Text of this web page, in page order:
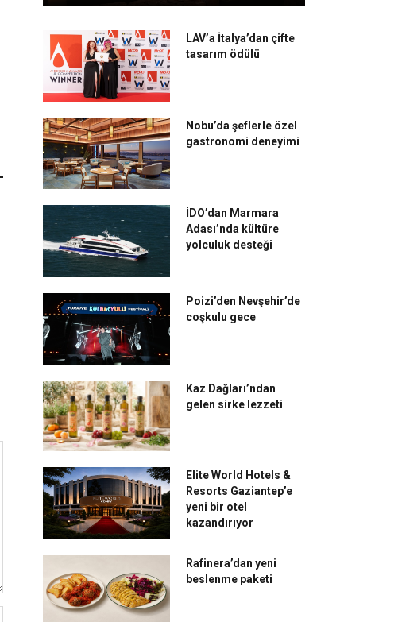
LAV’a İtalya’dan çifte
tasarım ödülü
Nobu’da şeflerle özel
gastronomi deneyimi
İDO’dan Marmara
Adası’nda kültüre
yolculuk desteği
Poizi’den Nevşehir’de
coşkulu gece
Kaz Dağları’ndan
gelen sirke lezzeti
Elite World Hotels &
Resorts Gaziantep’e
yeni bir otel
kazandırıyor
Rafinera’dan yeni
beslenme paketi